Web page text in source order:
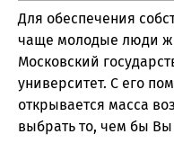
Для обеспечения
чаще молодые люди
Московский
университет. С его
открывается масса
выбрать то, чем бы